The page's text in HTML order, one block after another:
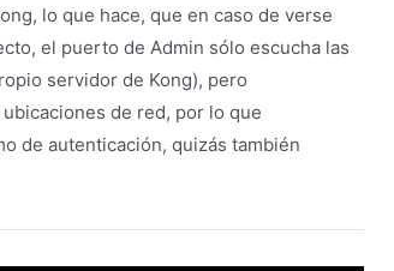
lo que hace, que en caso de verse
el puerto de Admin sólo escucha las
servidor de Kong), pero
de red, por lo que
de autenticación, quizás también